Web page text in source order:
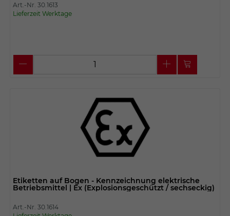
Art.-Nr. 30.1613
Lieferzeit Werktage
Etiketten auf Bogen - Kennzeichnung elektrische
Betriebsmittel | Ex (Explosionsgeschützt / sechseckig)
Art.-Nr. 30.1614